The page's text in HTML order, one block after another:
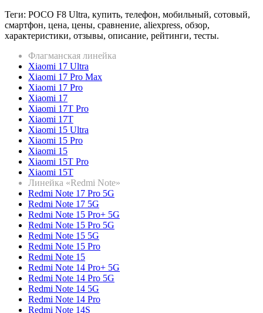
Теги: POCO F8 Ultra, купить, телефон, мобильный, сотовый,
смартфон, цена, цены, сравнение, aliexpress, обзор,
характеристики, отзывы, описание, рейтинги, тесты.
Флагманская линейка
Xiaomi 17 Ultra
Xiaomi 17 Pro Max
Xiaomi 17 Pro
Xiaomi 17
Xiaomi 17T Pro
Xiaomi 17T
Xiaomi 15 Ultra
Xiaomi 15 Pro
Xiaomi 15
Xiaomi 15T Pro
Xiaomi 15T
Линейка «Redmi Note»
Redmi Note 17 Pro 5G
Redmi Note 17 5G
Redmi Note 15 Pro+ 5G
Redmi Note 15 Pro 5G
Redmi Note 15 5G
Redmi Note 15 Pro
Redmi Note 15
Redmi Note 14 Pro+ 5G
Redmi Note 14 Pro 5G
Redmi Note 14 5G
Redmi Note 14 Pro
Redmi Note 14S